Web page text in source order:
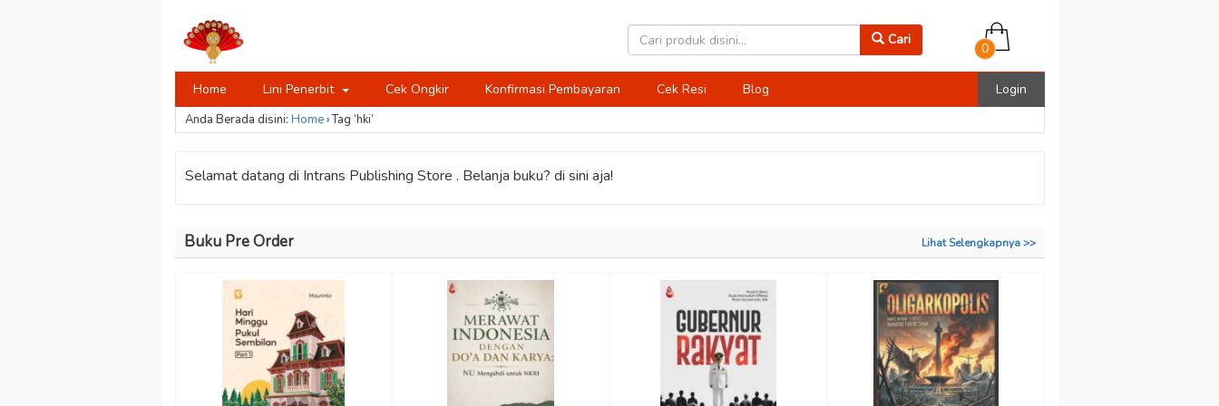
Cari
0
Home Lini Penerbit Cek Ongkir Konfirmasi Pembayaran Cek Resi Blog Login
Anda Berada disini: Home›Tag ‘hki’
Selamat datang di Intrans Publishing Store . Belanja buku? di sini aja!
Buku Pre Order Lihat Selengkapnya >>